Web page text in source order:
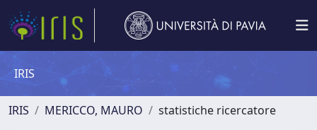
IRIS
IRIS MERICCO, MAURO statistiche ricercatore